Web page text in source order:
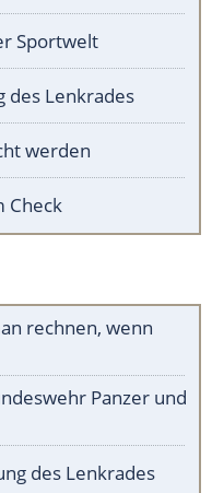
Sportwelt
des Lenkrades
werden
Check
rechnen, wenn
Panzer und
des Lenkrades